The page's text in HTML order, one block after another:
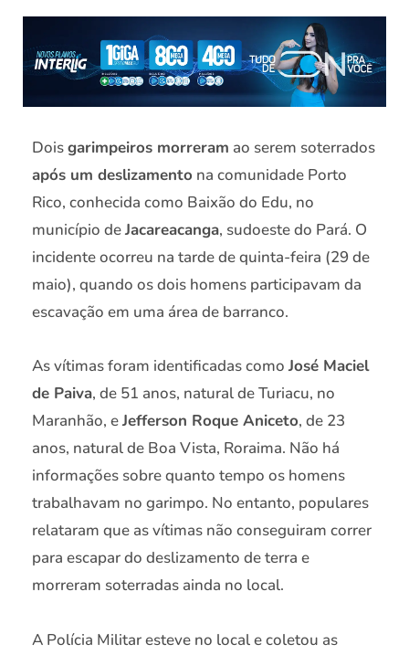
Doisgarimpeiros morreram ao serem soterrados
após um deslizamento na comunidade Porto
Rico, conhecida como Baixão do Edu, no
município deJacareacanga, sudoeste do Pará. O
incidente ocorreu na tarde de quinta-feira (29 de
maio), quando os dois homens participavam da
escavação em uma área de barranco.
As vítimas foram identificadas comoJosé Maciel
de Paiva, de 51 anos, natural de Turiacu, no
Maranhão, eJefferson Roque Aniceto, de 23
anos, natural de Boa Vista, Roraima. Não há
informações sobre quanto tempo os homens
trabalhavam no garimpo. No entanto, populares
relataram que as vítimas não conseguiram correr
para escapar do deslizamento de terra e
morreram soterradas ainda no local.
A Polícia Militar esteve no local e coletou as